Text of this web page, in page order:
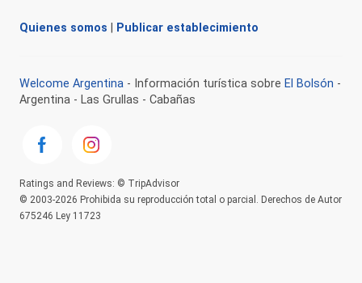
Quienes somos Publicar establecimiento
Welcome Argentina - Información turística sobre El Bolsón -
Argentina - Las Grullas - Cabañas
Ratings and Reviews: © TripAdvisor
© 2003-2026 Prohibida su reproducción total o parcial. Derechos de Autor
675246 Ley 11723